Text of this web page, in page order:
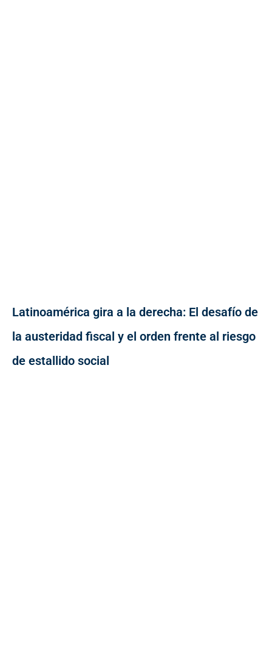
Latinoamérica gira a la derecha: El desafío de
la austeridad fiscal y el orden frente al riesgo
de estallido social